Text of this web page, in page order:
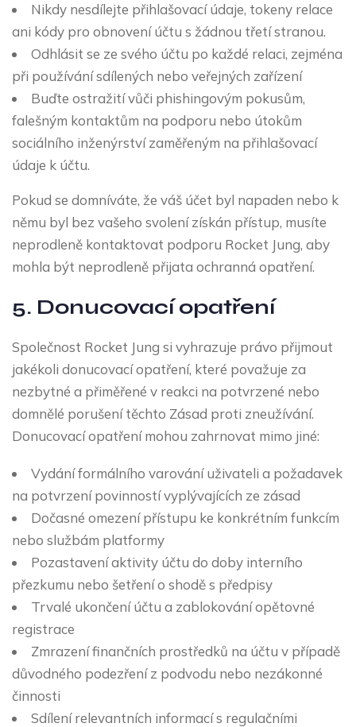
Nikdy nesdílejte přihlašovací údaje, tokeny relace
ani kódy pro obnovení účtu s žádnou třetí stranou.
Odhlásit se ze svého účtu po každé relaci, zejména
při používání sdílených nebo veřejných zařízení
Buďte ostražití vůči phishingovým pokusům,
falešným kontaktům na podporu nebo útokům
sociálního inženýrství zaměřeným na přihlašovací
údaje k účtu.
Pokud se domníváte, že váš účet byl napaden nebo k
němu byl bez vašeho svolení získán přístup, musíte
neprodleně kontaktovat podporu Rocket Jung, aby
mohla být neprodleně přijata ochranná opatření.
5. Donucovací opatření
Společnost Rocket Jung si vyhrazuje právo přijmout
jakékoli donucovací opatření, které považuje za
nezbytné a přiměřené v reakci na potvrzené nebo
domnělé porušení těchto Zásad proti zneužívání.
Donucovací opatření mohou zahrnovat mimo jiné:
Vydání formálního varování uživateli a požadavek
na potvrzení povinností vyplývajících ze zásad
Dočasné omezení přístupu ke konkrétním funkcím
nebo službám platformy
Pozastavení aktivity účtu do doby interního
přezkumu nebo šetření o shodě s předpisy
Trvalé ukončení účtu a zablokování opětovné
registrace
Zmrazení finančních prostředků na účtu v případě
důvodného podezření z podvodu nebo nezákonné
činnosti
Sdílení relevantních informací s regulačními